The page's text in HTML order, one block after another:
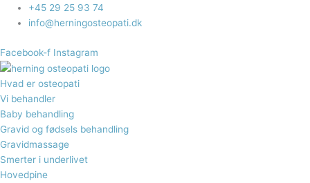
+45 29 25 93 74
info@herningosteopati.dk
Facebook-f Instagram
Hvad er osteopati
Vi behandler
Baby behandling
Gravid og fødsels behandling​
Gravidmassage
Smerter i underlivet
Hovedpine